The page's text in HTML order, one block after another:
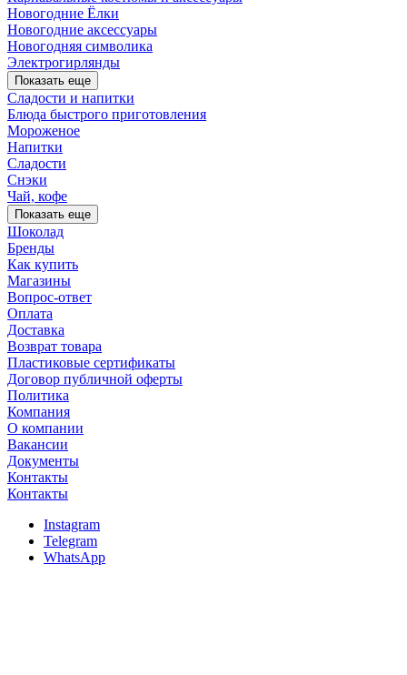
Новогодние Ёлки
Новогодние аксессуары
Новогодняя символика
Электрогирлянды
Показать еще
Сладости и напитки
Блюда быстрого приготовления
Мороженое
Напитки
Сладости
Снэки
Чай, кофе
Показать еще
Шоколад
Бренды
Как купить
Магазины
Вопрос-ответ
Оплата
Доставка
Возврат товара
Пластиковые сертификаты
Договор публичной оферты
Политика
Компания
О компании
Вакансии
Документы
Контакты
Контакты
Instagram
Telegram
WhatsApp